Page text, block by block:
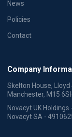
News
Policies
Contact
Company
Skelton House,
Manchester, M15
Novacyt UK Holdings
Novacyt SA -